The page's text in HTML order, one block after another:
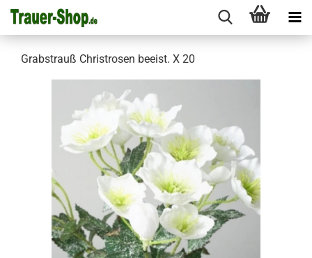
Grabstrauß Christrosen beeist. X 20